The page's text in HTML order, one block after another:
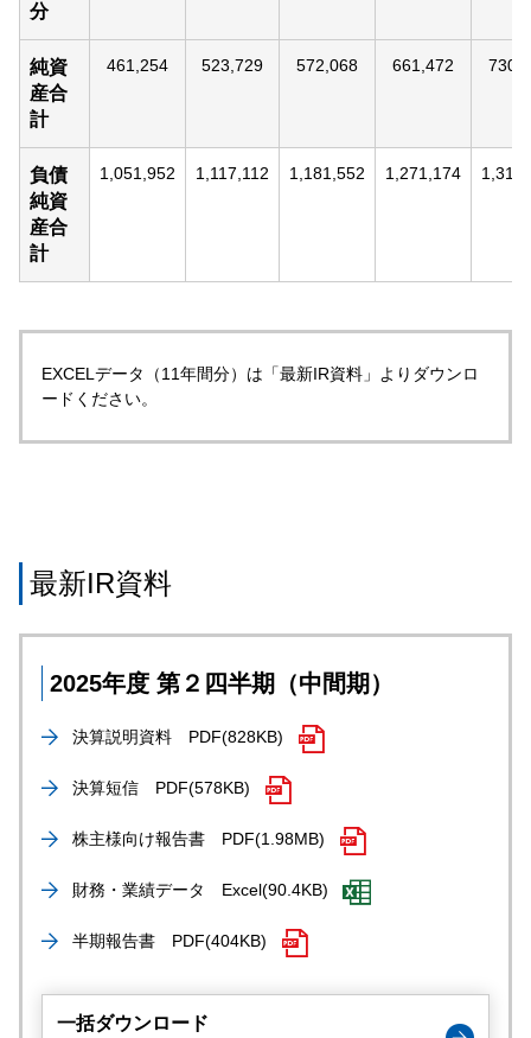
分
純資
産合
計
461,254 523,729 572,068 661,472
負債
純資
産合
計
1,051,952 1,117,112 1,181,552 1,271,174
EXCELデータ（11年間分）は「最新IR資料」よりダウンロ
ードください。
最新IR資料
2025年度 第２四半期（中間期）
決算説明資料 PDF(828KB)
決算短信 PDF(578KB)
株主様向け報告書 PDF(1.98MB)
財務・業績データ Excel(90.4KB)
半期報告書 PDF(404KB)
一括ダウンロード